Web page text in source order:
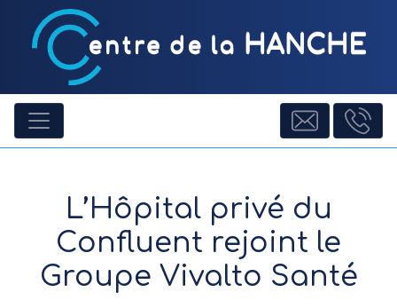
L’Hôpital privé du
Confluent rejoint le
Groupe Vivalto Santé